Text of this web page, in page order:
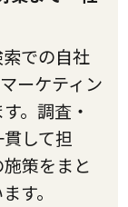
での自社
ーケティン
。調査・
して担
策をまと
す。